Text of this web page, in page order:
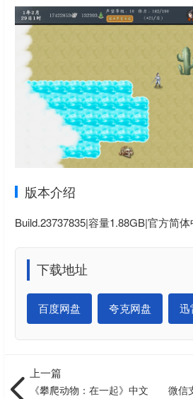
版本介绍
Build.23737835|容量1.88GB|官方简
下载地址
百度网盘 夸克网盘 迅
上一篇
《攀爬动物：在一起》中文
微信